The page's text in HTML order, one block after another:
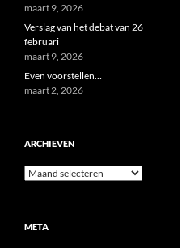
maart 9, 2026
Verslag van het debat van 26
februari
maart 9, 2026
Even voorstellen…
maart 2, 2026
ARCHIEVEN
Archieven
META